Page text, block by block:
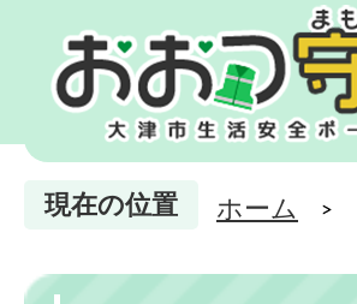
現在の位置 ホーム